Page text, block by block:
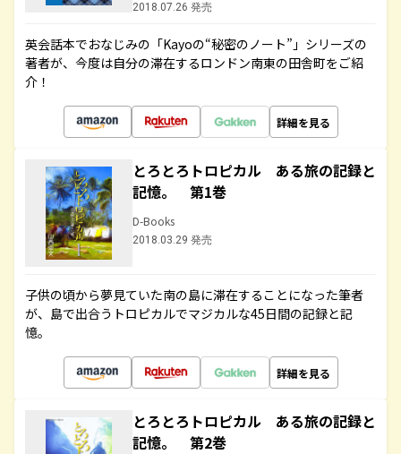
2018.07.26 発売
英会話本でおなじみの「Kayoの“秘密のノート”」シリーズの
著者が、今度は自分の滞在するロンドン南東の田舎町をご紹
介！
詳細を見る
とろとろトロピカル ある旅の記録と
記憶。 第1巻
D-Books
2018.03.29 発売
子供の頃から夢見ていた南の島に滞在することになった筆者
が、島で出合うトロピカルでマジカルな45日間の記録と記
憶。
詳細を見る
とろとろトロピカル ある旅の記録と
記憶。 第2巻